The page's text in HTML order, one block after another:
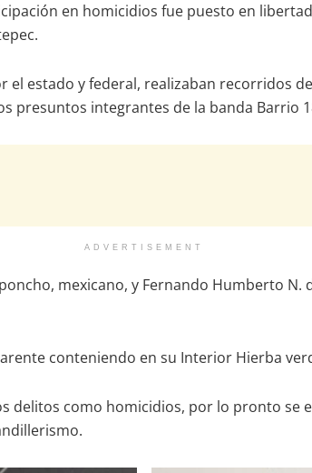
en homicidios fue puesto en
estado y federal, realizaban recorridos
presuntos integrantes de la banda Barrio
ADVERTISEMENT
mexicano, y Fernando Humberto N.
conteniendo en su Interior Hierba
delitos como homicidios, por lo pronto